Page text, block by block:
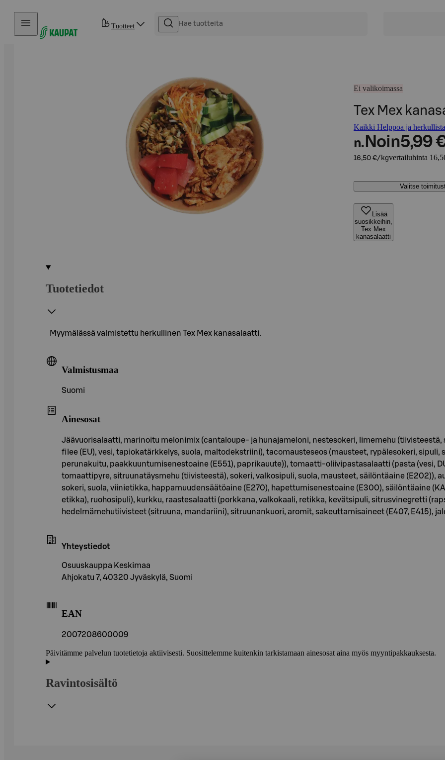
Hyppää sisältöön
Tuotteet
Ei valikoimassa
Tex Mex
Kaikki Helppoa ja
n. Noin5,99
16,50 €/kgvertailuhinta
Valitse
Lisää
suosikkeihin,
Tex Mex
kanasalaatti
Tuotetiedot
Myymälässä valmistettu herkullinen Tex Mex kanasalaatti.
Valmistusmaa
Suomi
Ainesosat
Jäävuorisalaatti, marinoitu melonimix (cantaloupe- ja hunajameloni, nestesokeri, limemehu (tiivisteestä,
filee (EU), vesi, tapiokatärkkelys, suola, maltodekstriini), tacomausteseos (mausteet, rypälesokeri, sipuli,
perunakuitu, paakkuuntumisenestoaine (E551), paprikauute)), tomaatti-oliivipastasalaatti (pasta (vesi,
tomaattipyre, sitruunatäysmehu (tiivisteestä), sokeri, valkosipuli, suola, mausteet, säilöntäaine (E202)),
sokeri, suola, viinietikka, happamuudensäätöaine (E270), hapettumisenestoaine (E300), säilöntäaine
etikka), ruohosipuli), kurkku, raastesalaatti (porkkana, valkokaali, retikka, kevätsipuli, sitrusvinegretti
hedelmämehutiivisteet (sitruuna, mandariini), sitruunankuori, aromit, sakeuttamisaineet (E407, E415),
Yhteystiedot
Osuuskauppa Keskimaa
Ahjokatu 7, 40320 Jyväskylä, Suomi
EAN
2007208600009
Päivitämme palvelun tuotetietoja aktiivisesti. Suosittelemme kuitenkin tarkistamaan ainesosat aina myös myyntipakkauksesta.
Ravintosisältö